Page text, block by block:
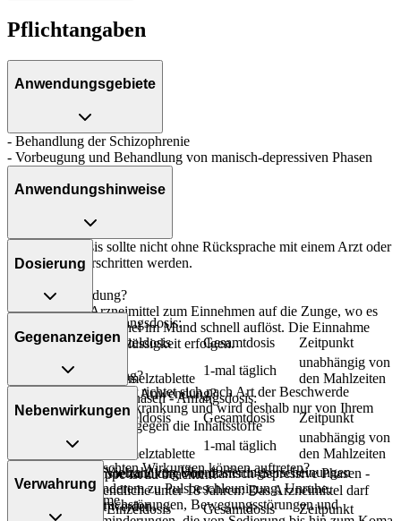
Pflichtangaben
Anwendungsgebiete
- Behandlung der Schizophrenie
- Vorbeugung und Behandlung von manisch-depressiven Phasen
Anwendungshinweise
Die Gesamtdosis sollte nicht ohne Rücksprache mit einem Arzt oder
Apotheker überschritten werden.
Art der Anwendung?
Legen Sie das Arzneimittel zum Einnehmen auf die Zunge, wo es
sich durch den Speichel im Mund schnell auflöst. Die Einnahme
kann mit oder ohne Flüssigkeit erfolgen.
Dauer der Anwendung?
Die Anwendungsdauer richtet sich nach Art der Beschwerde
und/oder Dauer der Erkrankung und wird deshalb nur von Ihrem
Überdosierung?
Es kann zu einer Vielzahl von Überdosierungserscheinungen
kommen, unter anderem zu Pulsbeschleunigung, Unruhe,
Aggressivität, Sprachstörungen, Bewegungsstörungen und
Dosierung
Schizophrenie - Anfangsdosis:
Personenkreis
Einzeldosis Gesamtdosis
Zeitpunkt
Erwachsene
Schmelztablette
1-mal täglich
unabhängig von
den Mahlzeiten
Manisch-depressive Phasen - Anfangsdosis:
Personenkreis
Einzeldosis Gesamtdosis
Zeitpunkt
Erwachsene
Schmelztablette
1-mal täglich
unabhängig von
den Mahlzeiten
Als Kombinationsbehandlung von manisch-depressive Phasen -
Anfangsdosis:
Einzeldosis Gesamtdosis
Zeitpunkt
Gegenanzeigen
Was spricht gegen eine Anwendung?
- Überempfindlichkeit gegen die Inhaltsstoffe
- Engwinkelglaukom
Welche Altersgruppe ist zu beachten?
- Kinder und Jugendliche unter 18 Jahren: Das Arzneimittel darf
nicht angewendet werden.
Nebenwirkungen
Welche unerwünschten Wirkungen können auftreten?
- Gewichtszunahme
- Schläfrigkeit
Verwahrung